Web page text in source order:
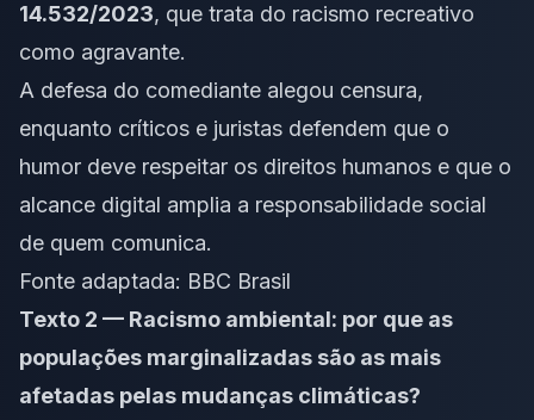
14.532/2023, que trata do racismo recreativo
como agravante.
A defesa do comediante alegou censura,
enquanto críticos e juristas defendem que o
humor deve respeitar os direitos humanos e que o
alcance digital amplia a responsabilidade social
de quem comunica.
Fonte adaptada: BBC Brasil
Texto 2 — Racismo ambiental: por que as
populações marginalizadas são as mais
afetadas pelas mudanças climáticas?